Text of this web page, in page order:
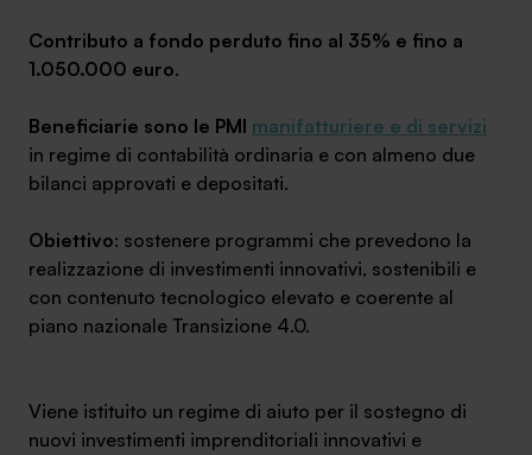
Contributo a fondo perduto fino al 35% e fino a
1.050.000 euro.
Beneficiarie sono le PMI manifatturiere e di servizi
in regime di contabilità ordinaria e con almeno due
bilanci approvati e depositati.
Obiettivo: sostenere programmi che prevedono la
realizzazione di investimenti innovativi, sostenibili e
con contenuto tecnologico elevato e coerente al
piano nazionale Transizione 4.0.
Viene istituito un regime di aiuto per il sostegno di
nuovi investimenti imprenditoriali innovativi e